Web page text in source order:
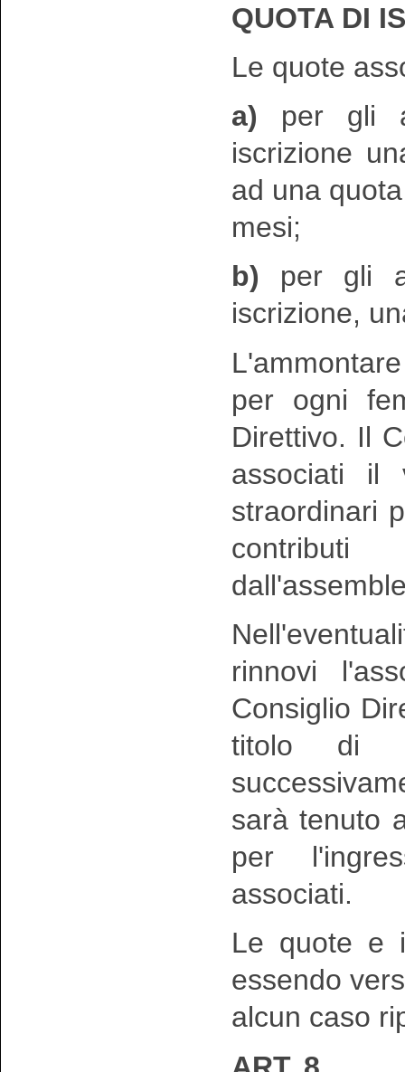
QUOTA DI
Le quote
a) per gli
iscrizione
ad una
mesi;
b) per gli
iscrizione,
per ogni
Direttivo. Il
associati il
straordinari
contributi
rinnovi
Consiglio
titolo di
sarà tenuto
per
associati.
Le quote e
essendo
alcun caso